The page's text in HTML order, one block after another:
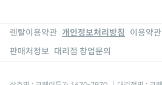
렌탈이용약관 개인정보처리방침 이용약관
판매처정보 대리점 창업문의